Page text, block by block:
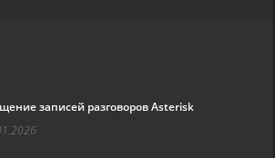
записей разговоров Asterisk